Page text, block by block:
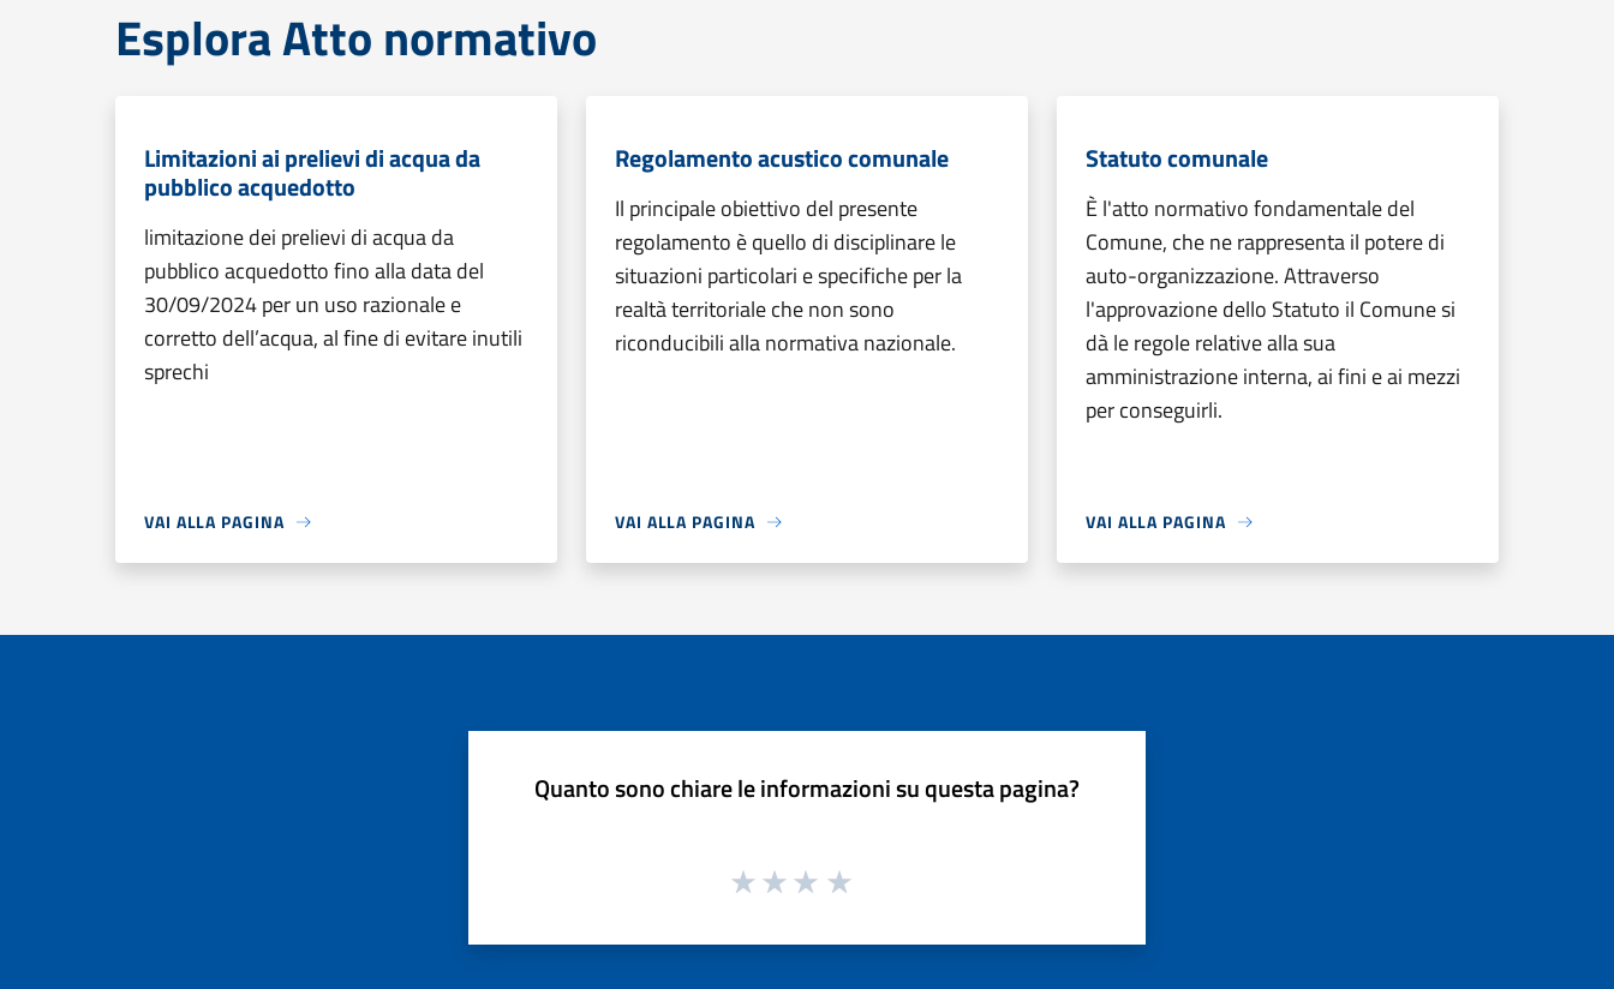
Esplora Atto normativo
Limitazioni ai prelievi di acqua da
pubblico acquedotto
limitazione dei prelievi di acqua da
pubblico acquedotto fino alla data del
30/09/2024 per un uso razionale e
corretto dell’acqua, al fine di evitare inutili
sprechi
VAI ALLA PAGINA
Regolamento acustico comunale
Il principale obiettivo del presente
regolamento è quello di disciplinare le
situazioni particolari e specifiche per la
realtà territoriale che non sono
riconducibili alla normativa nazionale.
VAI ALLA PAGINA
Statuto comunale
È l'atto normativo fondamentale del
Comune, che ne rappresenta il potere di
auto-organizzazione. Attraverso
l'approvazione dello Statuto il Comune si
dà le regole relative alla sua
amministrazione interna, ai fini e ai mezzi
per conseguirli.
VAI ALLA PAGINA
Quanto sono chiare le informazioni su questa pagina?